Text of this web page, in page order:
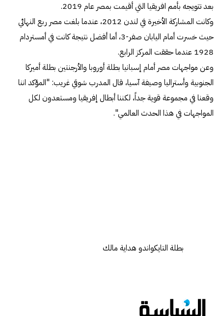
بعد تتويجه بأمم افريقيا التي أقيمت بمصر عام 2019.
وكانت المشاركة الأخيرة في لندن 2012، عندما بلغت مصر ربع النهائي
حيث خسرت أمام اليابان صفر-3، أما أفضل نتيجة كانت في أمستردام
1928 عندما حققت المركز الرابع.
وعن مواجهات مصر أمام إسبانيا بطلة أوروبا والأرجنتين بطلة أميركا
الجنوبية وأستراليا وصيفة آسيا، قال المدرب شوقي غريب: "المؤكد اننا
وقعنا في مجموعة قوية جداً، لكننا أبطال إفريقيا ومستعدون لكل
المواجهات في هذا الحدث العالمي".
بطلة التايكواندو هداية مالك